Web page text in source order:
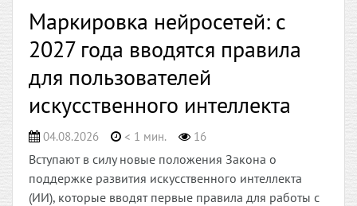
Маркировка нейросетей: с
2027 года вводятся правила
для пользователей
искусственного интеллекта
04.08.2026 < 1 мин. 16
Вступают в силу новые положения Закона о
поддержке развития искусственного интеллекта
(ИИ), которые вводят первые правила для работы с